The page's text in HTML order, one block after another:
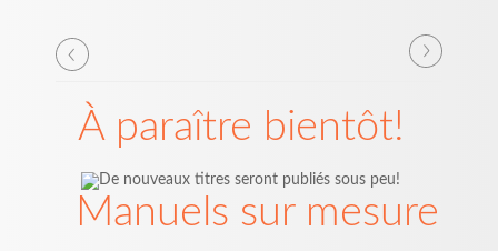
À paraître bientôt!
Manuels sur mesure